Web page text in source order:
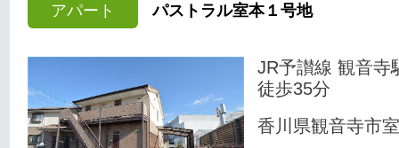
アパート パストラル室本１号地
JR予讃線 観音寺
徒歩35分
香川県観音寺市